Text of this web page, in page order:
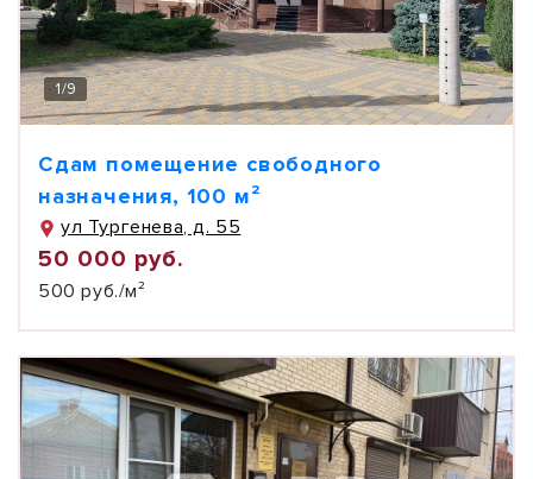
1/9
Сдам помещение свободного
назначения, 100 м²
ул Тургенева, д. 55
50 000 руб.
500 руб./м²